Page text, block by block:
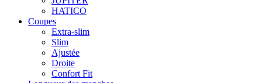
HATICO
Coupes
Extra-slim
Slim
Ajustée
Droite
Confort Fit